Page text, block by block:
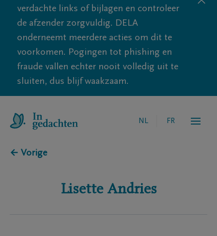
verdachte links of bijlagen en controleer
de afzender zorgvuldig. DELA
onderneemt meerdere acties om dit te
voorkomen. Pogingen tot phishing en
fraude vallen echter nooit volledig uit te
sluiten, dus blijf waakzaam.
NL FR
← Vorige
Lisette Andries